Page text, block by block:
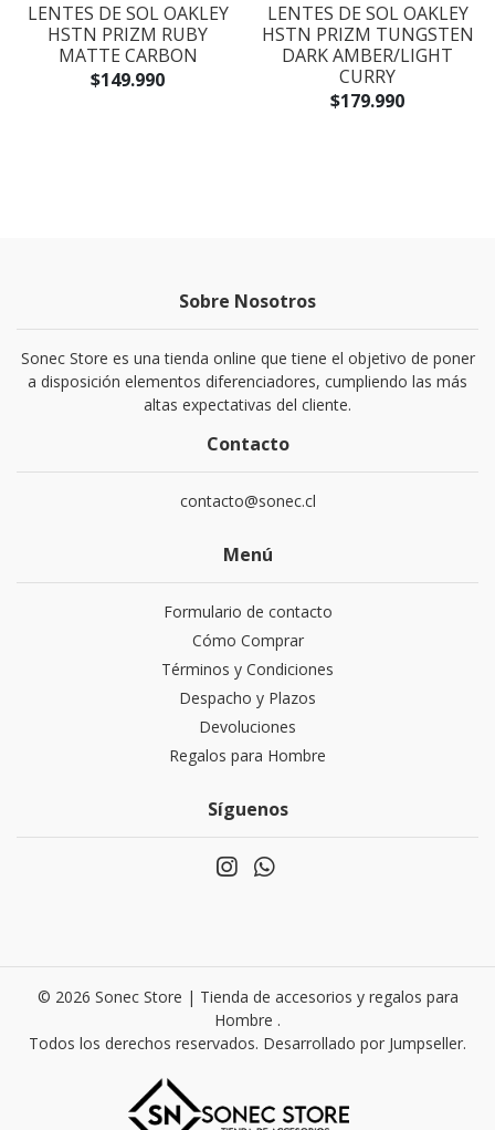
LENTES DE SOL OAKLEY
HSTN PRIZM RUBY
MATTE CARBON
$149.990
LENTES DE SOL OAKLEY
HSTN PRIZM TUNGSTEN
DARK AMBER/LIGHT
CURRY
$179.990
Sobre Nosotros
Sonec Store es una tienda online que tiene el objetivo de poner
a disposición elementos diferenciadores, cumpliendo las más
altas expectativas del cliente.
Contacto
contacto@sonec.cl
Menú
Formulario de contacto
Cómo Comprar
Términos y Condiciones
Despacho y Plazos
Devoluciones
Regalos para Hombre
Síguenos
© 2026 Sonec Store | Tienda de accesorios y regalos para
Hombre .
Todos los derechos reservados. Desarrollado por Jumpseller.